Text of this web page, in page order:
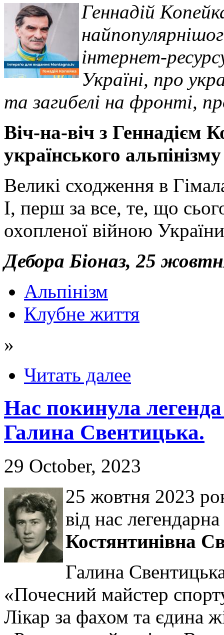
Геннадій
інтернет-
Україні, про
та загибелі на фронті,
Віч-на-віч з Геннадієм
українського альпінізму
Великі сходження в
І, перш за все, те, що
охопленої війною
Дебора Біоназ, 25
Альпінізм
Клубне життя
»
Читать далее
Нас покинула легенда
Галина Свентицька.
29 October, 2023
25 жовтня 2023
від нас
Костянтинівна
Галина
«Почесний майстер
Лікар за фахом та єдина